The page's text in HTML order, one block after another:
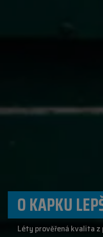
O KAPKU
Léty prověřená kvalita z